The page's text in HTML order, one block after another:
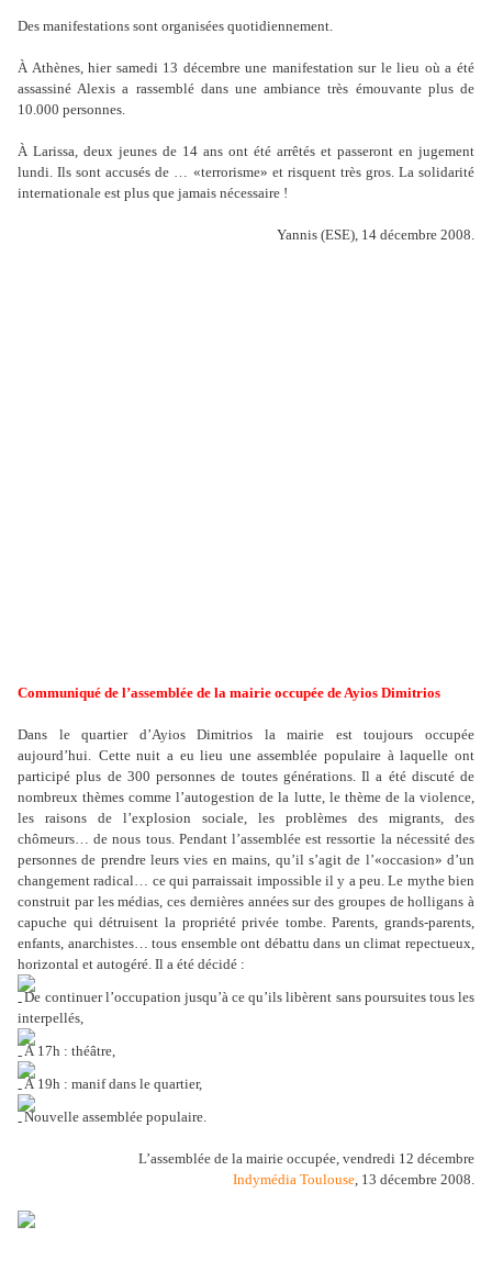
Des manifestations sont organisées quotidiennement.
À Athènes, hier samedi 13 décembre une manifestation sur le lieu où a été
assassiné Alexis a rassemblé dans une ambiance très émouvante plus de
10.000 personnes.
À Larissa, deux jeunes de 14 ans ont été arrêtés et passeront en jugement
lundi. Ils sont accusés de … «terrorisme» et risquent très gros. La solidarité
internationale est plus que jamais nécessaire !
Yannis (ESE), 14 décembre 2008.
Communiqué de l’assemblée de la mairie occupée de Ayios Dimitrios
Dans le quartier d’Ayios Dimitrios la mairie est toujours occupée
aujourd’hui. Cette nuit a eu lieu une assemblée populaire à laquelle ont
participé plus de 300 personnes de toutes générations. Il a été discuté de
nombreux thèmes comme l’autogestion de la lutte, le thème de la violence,
les raisons de l’explosion sociale, les problèmes des migrants, des
chômeurs… de nous tous. Pendant l’assemblée est ressortie la nécessité des
personnes de prendre leurs vies en mains, qu’il s’agit de l’«occasion» d’un
changement radical… ce qui parraissait impossible il y a peu. Le mythe bien
construit par les médias, ces dernières années sur des groupes de holligans à
capuche qui détruisent la propriété privée tombe. Parents, grands-parents,
enfants, anarchistes… tous ensemble ont débattu dans un climat repectueux,
horizontal et autogéré. Il a été décidé :
De continuer l’occupation jusqu’à ce qu’ils libèrent sans poursuites tous les
interpellés,
À 17h : théâtre,
À 19h : manif dans le quartier,
Nouvelle assemblée populaire.
L’assemblée de la mairie occupée, vendredi 12 décembre
Indymédia Toulouse, 13 décembre 2008.